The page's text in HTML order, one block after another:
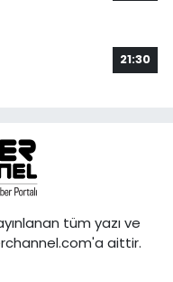
21:30
tüm yazı ve
aittir.